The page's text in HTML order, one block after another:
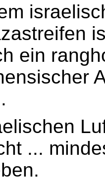
ein
...